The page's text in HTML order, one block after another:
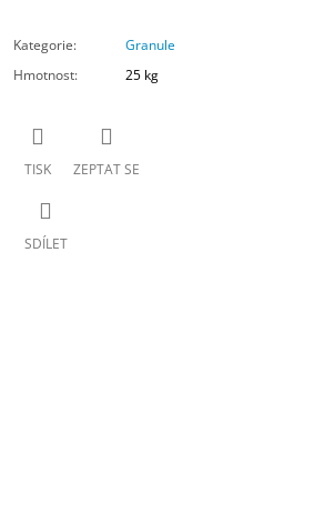
Kategorie:
Granule
Hmotnost: 25 kg
TISK ZEPTAT SE
SDÍLET